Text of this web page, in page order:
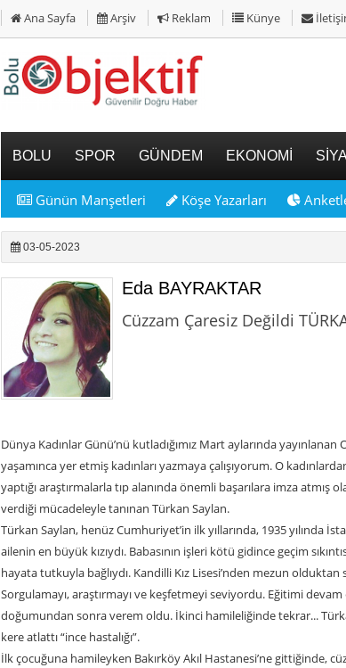
Ana Sayfa Arşiv Reklam Künye
BOLU SPOR GÜNDEM EKONOMİ
Günün Manşetleri Köşe Yazarları
03-05-2023
Eda BAYRAKTAR
Cüzzam Çaresiz Değildi
Dünya Kadınlar Günü’nü kutladığımız Mart aylarında
yaşamınca yer etmiş kadınları yazmaya çalışıyorum. O
yaptığı araştırmalarla tıp alanında önemli başarılara imza atmış
verdiği mücadeleyle tanınan Türkan Saylan.
Türkan Saylan, henüz Cumhuriyet’in ilk yıllarında, 1935 yılında
ailenin en büyük kızıydı. Babasının işleri kötü gidince geçim
hayata tutkuyla bağlıydı. Kandilli Kız Lisesi’nden mezun olduktan
Sorgulamayı, araştırmayı ve keşfetmeyi seviyordu. Eğitimi
doğumundan sonra verem oldu. İkinci hamileliğinde tekrar...
kere atlattı “ince hastalığı”.
İlk çocuğuna hamileyken Bakırköy Akıl Hastanesi’ne gittiğinde,